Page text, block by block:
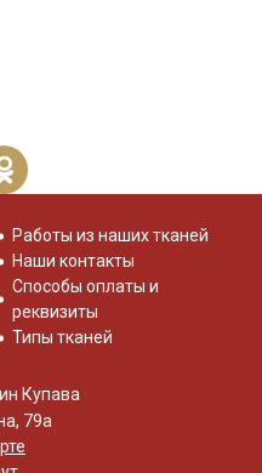
Работы из наших тканей
Наши контакты
Способы оплаты и
реквизиты
Типы тканей
Купава
79а